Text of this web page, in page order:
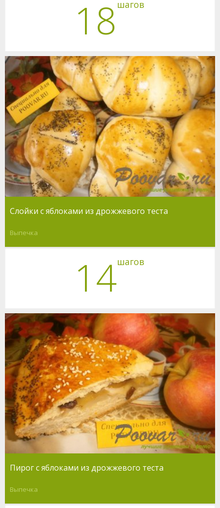
18 шагов
Cлойки с яблоками из дрожжевого теста
Выпечка
14шагов
Пирог с яблоками из дрожжевого теста
Выпечка